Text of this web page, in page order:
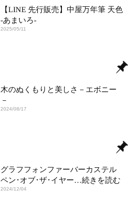
【LINE 先行販売】中屋万年筆 天色
-あまいろ-
2025/05/11
木のぬくもりと美しさ－エボニー
－
2024/08/17
グラフフォンファーバーカステル
ペン･オブ･ザ･イヤー…続きを読む
2024/12/04